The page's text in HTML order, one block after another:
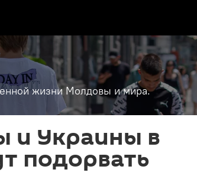
жизни Молдовы и мира.
и Украины в
подорвать